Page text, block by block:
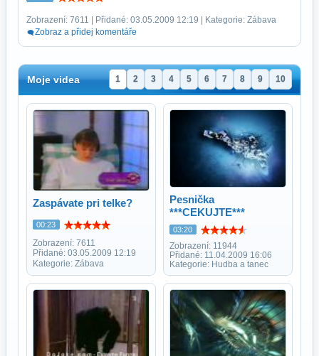
Zobrazení: 7611 | Přidané: 03.05.2009 12:19 | Kategorie: Zábava
Zobraz a přidej komentáře
Moje videa 1 2 3 4 5 6 7 8 9 10
Zaspávate pri telke?
00:23
Zobrazení: 7611
Přidané: 03.05.2009 12:19
Kategorie: Zábava
Pesnička
***CEKUJTE***
03:20
Zobrazení: 11944
Přidané: 11.04.2009 16:06
Kategorie: Hudba a tanec